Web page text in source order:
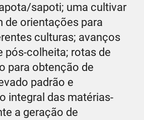
sapoti; uma cultivar
de orientações para
culturas; avanços
pós-colheita; rotas de
para obtenção de
padrão e
integral das matérias-
a geração de